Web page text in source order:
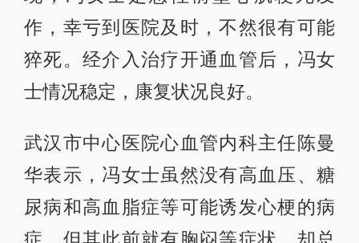
作，幸亏到医院及时，不然很有可能
猝死。经介入治疗开通血管后，冯女
士情况稳定，康复状况良好。
武汉市中心医院心血管内科主任陈曼
华表示，冯女士虽然没有高血压、糖
尿病和高血脂症等可能诱发心梗的病
症，但其此前就有胸闷等症状，却总